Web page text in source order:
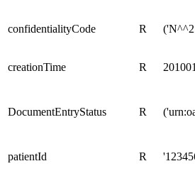
confidentialityCode R
creationTime R
DocumentEntryStatus R
patientId R